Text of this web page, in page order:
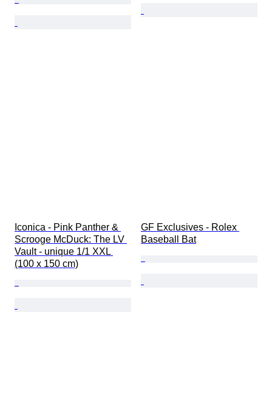
Iconica - Pink Panther &
Scrooge McDuck: The LV
Vault - unique 1/1 XXL
(100 x 150 cm)
GF Exclusives - Rolex
Baseball Bat